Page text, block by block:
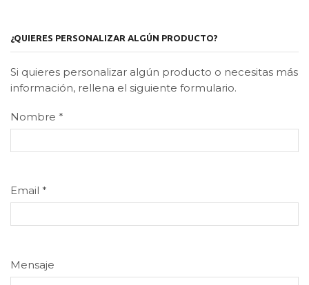
¿QUIERES PERSONALIZAR ALGÚN PRODUCTO?
Si quieres personalizar algún producto o necesitas más
información, rellena el siguiente formulario.
Nombre *
Email *
Mensaje